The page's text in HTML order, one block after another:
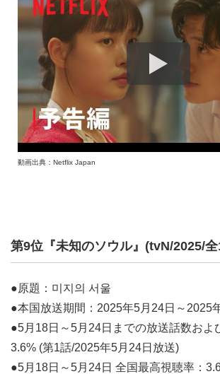
動画出典：Netflix Japan
第9位『未知のソウル』(tvN/2025/全
●原題：미지의 서울
●本国放送期間：2025年5月24日～2025
●5月18日～5月24日までの放送話数およ
3.6% (第1話/2025年5月24日放送)
●5月18日～5月24日 全国最高視聴率：